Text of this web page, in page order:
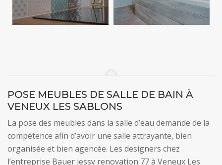
POSE MEUBLES DE SALLE DE BAIN À
VENEUX LES SABLONS
La pose des meubles dans la salle d’eau demande de la
compétence afin d’avoir une salle attrayante, bien
organisée et bien agencée. Les designers chez
l’entreprise Bauer jessy renovation 77 à Veneux Les